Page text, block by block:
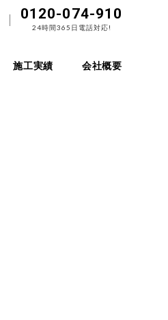
0120-074-910
24時間365日電話対応!
施工実績 会社概要